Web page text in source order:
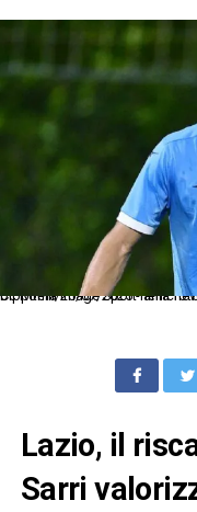
Dc Roma 20/07/2025 - amichevole / Lazio-Lazio U20 / foto Domenico
Lazio, il
Sarri